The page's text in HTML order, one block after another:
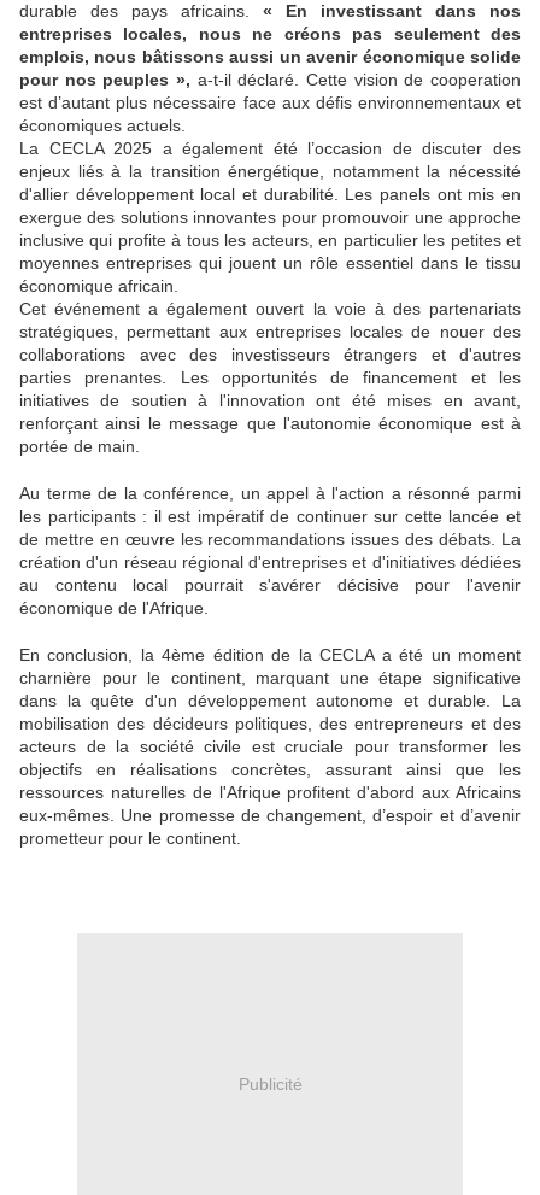
durable des pays africains.
« En investissant dans nos
entreprises locales, nous ne créons pas seulement des
emplois, nous bâtissons aussi un avenir économique solide
pour nos peuples », a-t-il déclaré. Cette vision de cooperation
est d’autant plus nécessaire face aux défis environnementaux et
économiques actuels.
La CECLA 2025 a également été l’occasion de discuter des
enjeux liés à la transition énergétique, notamment la nécessité
d'allier développement local et durabilité. Les panels ont mis en
exergue des solutions innovantes pour promouvoir une approche
inclusive qui profite à tous les acteurs, en particulier les petites et
moyennes entreprises qui jouent un rôle essentiel dans le tissu
économique africain.
Cet événement a également ouvert la voie à des partenariats
stratégiques, permettant aux entreprises locales de nouer des
collaborations avec des investisseurs étrangers et d'autres
parties prenantes. Les opportunités de financement et les
initiatives de soutien à l'innovation ont été mises en avant,
renforçant ainsi le message que l'autonomie économique est à
portée de main.
Au terme de la conférence, un appel à l'action a résonné parmi
les participants : il est impératif de continuer sur cette lancée et
de mettre en œuvre les recommandations issues des débats. La
création d'un réseau régional d'entreprises et d'initiatives dédiées
au contenu local pourrait s'avérer décisive pour l'avenir
économique de l'Afrique.
En conclusion, la 4ème édition de la CECLA a été un moment
charnière pour le continent, marquant une étape significative
dans la quête d'un développement autonome et durable. La
mobilisation des décideurs politiques, des entrepreneurs et des
acteurs de la société civile est cruciale pour transformer les
objectifs en réalisations concrètes, assurant ainsi que les
ressources naturelles de l'Afrique profitent d'abord aux Africains
eux-mêmes. Une promesse de changement, d’espoir et d’avenir
prometteur pour le continent.
Publicité